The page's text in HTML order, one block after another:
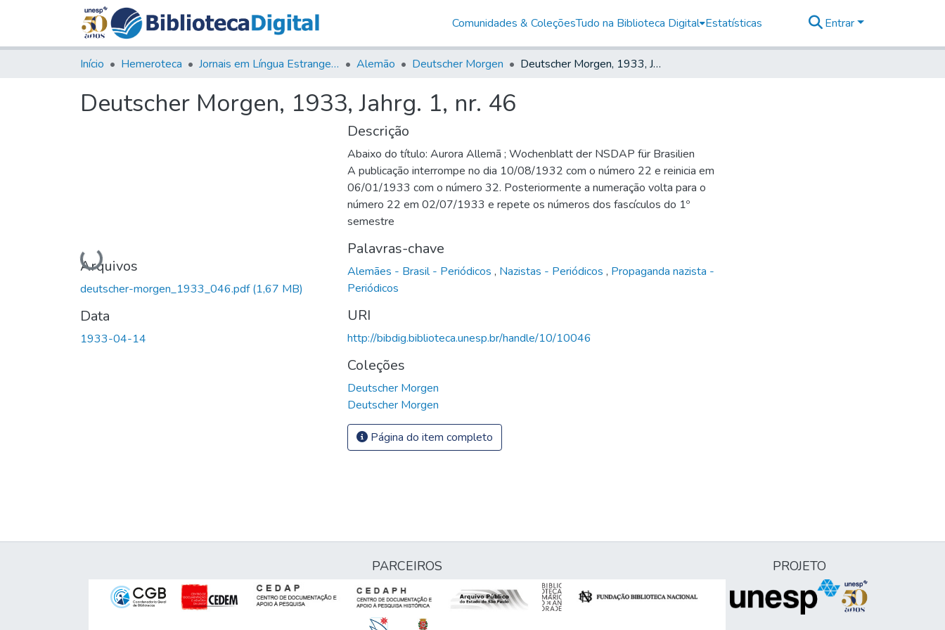
Comunidades & ColeçõesTudo na Biblioteca Digital Estatísticas Entrar
Início Hemeroteca Jornais em Língua Estrangeira Alemão Deutscher Morgen Deutscher Morgen, 1933, Jahrg. 1, nr. 46
Deutscher Morgen, 1933, Jahrg. 1, nr. 46
Carregando...
Arquivos
deutscher-morgen_1933_046.pdf(1,67 MB)
Data
1933-04-14
Descrição
Abaixo do título: Aurora Allemã ; Wochenblatt der NSDAP für Brasilien
A publicação interrompe no dia 10/08/1932 com o número 22 e reinicia em
06/01/1933 com o número 32. Posteriormente a numeração volta para o
número 22 em 02/07/1933 e repete os números dos fascículos do 1º
semestre
Palavras-chave
Alemães - Brasil - Periódicos , Nazistas - Periódicos , Propaganda nazista -
Periódicos
URI
http://bibdig.biblioteca.unesp.br/handle/10/10046
Coleções
Deutscher Morgen
Deutscher Morgen
Página do item completo
PARCEIROS PROJETO